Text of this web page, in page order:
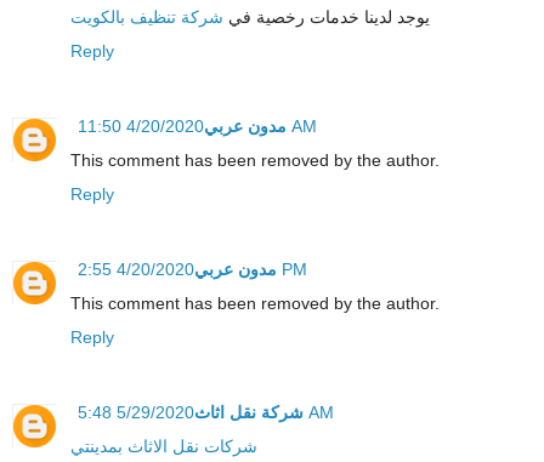
يوجد لدينا خدمات رخصية في شركة تنظيف بالكويت
Reply
مدون عربي 4/20/2020 11:50 AM
This comment has been removed by the author.
Reply
مدون عربي 4/20/2020 2:55 PM
This comment has been removed by the author.
Reply
شركة نقل اثاث 5/29/2020 5:48 AM
شركات نقل الاثاث بمدينتي